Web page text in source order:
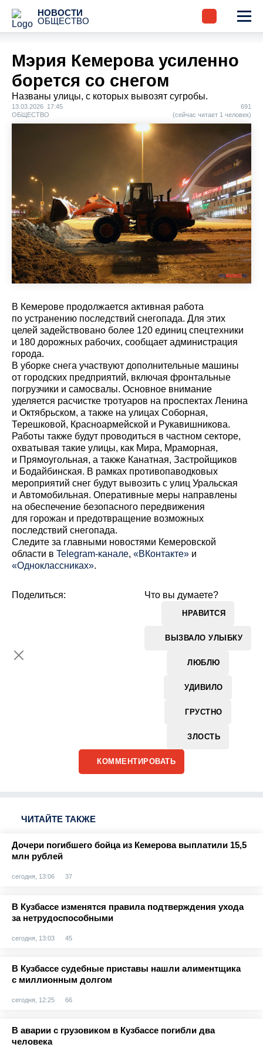
НОВОСТИ
ОБЩЕСТВО
Мэрия Кемерова усиленно
борется со снегом
Названы улицы, с которых вывозят сугробы.
13.03.2026 17:45
ОБЩЕСТВО
691
(сейчас читает 1 человек)
В Кемерове продолжается активная работа
по устранению последствий снегопада. Для этих
целей задействовано более 120 единиц спецтехники
и 180 дорожных рабочих, сообщает администрация
города.
В уборке снега участвуют дополнительные машины
от городских предприятий, включая фронтальные
погрузчики и самосвалы. Основное внимание
уделяется расчистке тротуаров на проспектах Ленина
и Октябрьском, а также на улицах Соборная,
Терешковой, Красноармейской и Рукавишникова.
Работы также будут проводиться в частном секторе,
охватывая такие улицы, как Мира, Мраморная,
и Прямоугольная, а также Канатная, Застройщиков
и Бодайбинская. В рамках противопаводковых
мероприятий снег будут вывозить с улиц Уральская
и Автомобильная. Оперативные меры направлены
на обеспечение безопасного передвижения
для горожан и предотвращение возможных
последствий снегопада.
Cледите за главными новостями Кемеровской
области в Telegram-канале, «ВКонтакте» и
«Одноклассниках».
Что вы думаете?
НРАВИТСЯ
ВЫЗВАЛО УЛЫБКУ
ЛЮБЛЮ
УДИВИЛО
ГРУСТНО
ЗЛОСТЬ
Поделиться:
КОММЕНТИРОВАТЬ
ЧИТАЙТЕ ТАКЖЕ
Дочери погибшего бойца из Кемерова выплатили 15,5
млн рублей
сегодня, 13:06 37
В Кузбассе изменятся правила подтверждения ухода
за нетрудоспособными
сегодня, 13:03 45
В Кузбассе судебные приставы нашли алиментщика
с миллионным долгом
сегодня, 12:25 66
В аварии с грузовиком в Кузбассе погибли два
человека